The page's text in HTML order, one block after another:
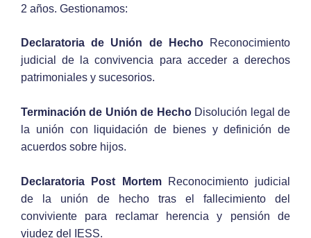
2 años. Gestionamos:
Declaratoria de Unión de HechoReconocimiento
judicial de la convivencia para acceder a derechos
patrimoniales y sucesorios.
Terminación de Unión de HechoDisolución legal de
la unión con liquidación de bienes y definición de
acuerdos sobre hijos.
Declaratoria Post MortemReconocimiento judicial
de la unión de hecho tras el fallecimiento del
conviviente para reclamar herencia y pensión de
viudez del IESS.